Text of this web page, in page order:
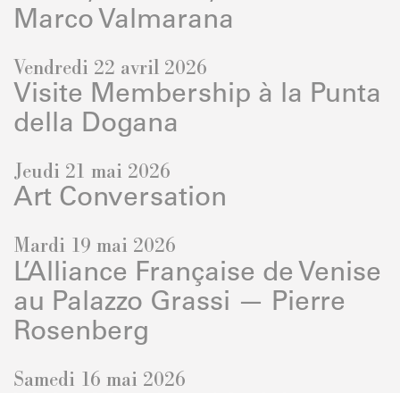
Marco Valmarana
Vendredi 22 avril 2026
Visite Membership à la Punta
della Dogana
Jeudi 21 mai 2026
Art Conversation
Mardi 19 mai 2026
L’Alliance Française de Venise
au Palazzo Grassi — Pierre
Rosenberg
Samedi 16 mai 2026